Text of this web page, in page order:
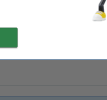
sí
sí